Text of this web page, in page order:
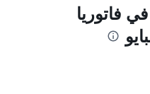
فاتوريا